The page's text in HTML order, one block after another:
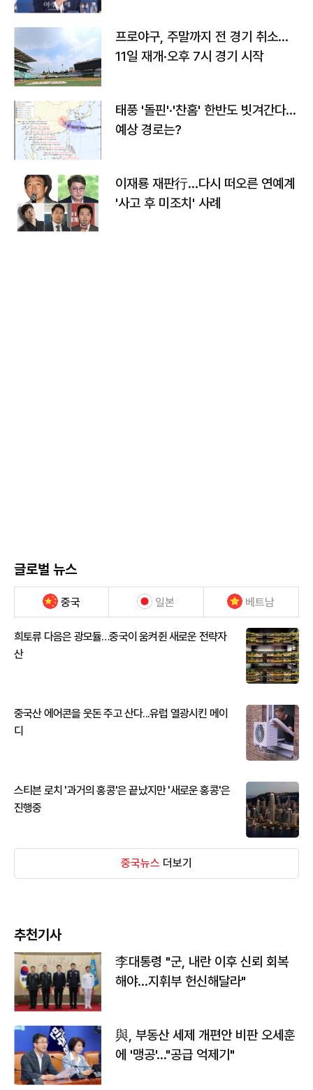
프로야구, 주말까지 전 경기 취소…
11일 재개·오후 7시 경기 시작
태풍 '돌핀'·'찬홈' 한반도 빗겨간다…
예상 경로는?
이재룡 재판行…다시 떠오른 연예계
'사고 후 미조치' 사례
글로벌 뉴스
중국 일본 베트남
희토류 다음은 광모듈…중국이 움켜쥔 새로운 전략자
산
중국산 에어콘을 웃돈 주고 산다...유럽 열광시킨 메이
디
스티븐 로치 '과거의 홍콩'은 끝났지만 '새로운 홍콩'은
진행중
중국뉴스 더보기
추천기사
李대통령 "군, 내란 이후 신뢰 회복
해야…지휘부 헌신해달라"
與, 부동산 세제 개편안 비판 오세훈
에 '맹공'…"공급 억제기"